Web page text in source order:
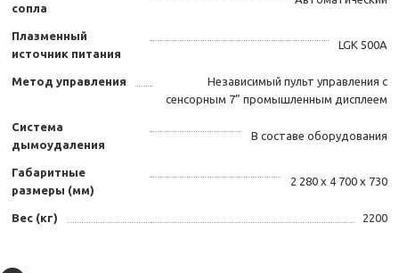
сопла
Плазменный
источник питания
LGK 500А
Метод управления
Независимый пульт управления с
сенсорным 7” промышленным дисплеем
Система
дымоудаления
В составе оборудования
Габаритные
размеры (мм)
2 280 x 4 700 x 730
Вес (кг) 2200